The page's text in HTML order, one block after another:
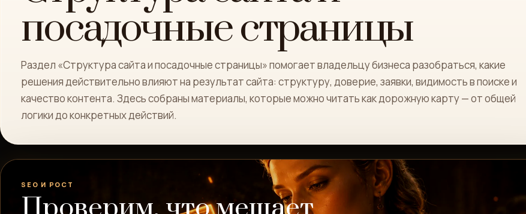
посадочные страницы
Раздел «Структура сайта и посадочные страницы» помогает владельцу бизнеса разобраться, какие
решения действительно влияют на результат сайта: структуру, доверие, заявки, видимость в поиске и
качество контента. Здесь собраны материалы, которые можно читать как дорожную карту — от общей
логики до конкретных действий.
SEO И РОСТ